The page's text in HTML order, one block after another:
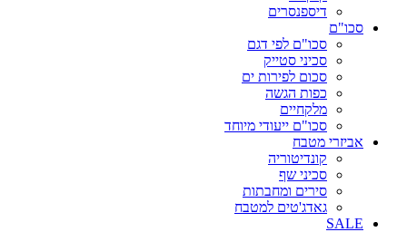
דיספנסרים
סכו"ם
סכו"ם לפי דגם
סכיני סטייק
סכום לפירות ים
כפות הגשה
מלקחיים
סכו"ם ייעודי מיוחד
אביזרי מטבח
קונדיטוריה
סכיני שף
סירים ומחבתות
גאדג'טים למטבח
SALE